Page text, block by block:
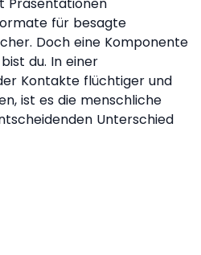
für besagte
Doch eine Komponente
du. In einer
Kontakte flüchtiger und
ist es die menschliche
Unterschied